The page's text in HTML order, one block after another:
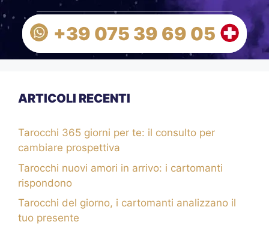
+39 075 39 69 05
ARTICOLI RECENTI
Tarocchi 365 giorni per te: il consulto per
cambiare prospettiva
Tarocchi nuovi amori in arrivo: i cartomanti
rispondono
Tarocchi del giorno, i cartomanti analizzano il
tuo presente